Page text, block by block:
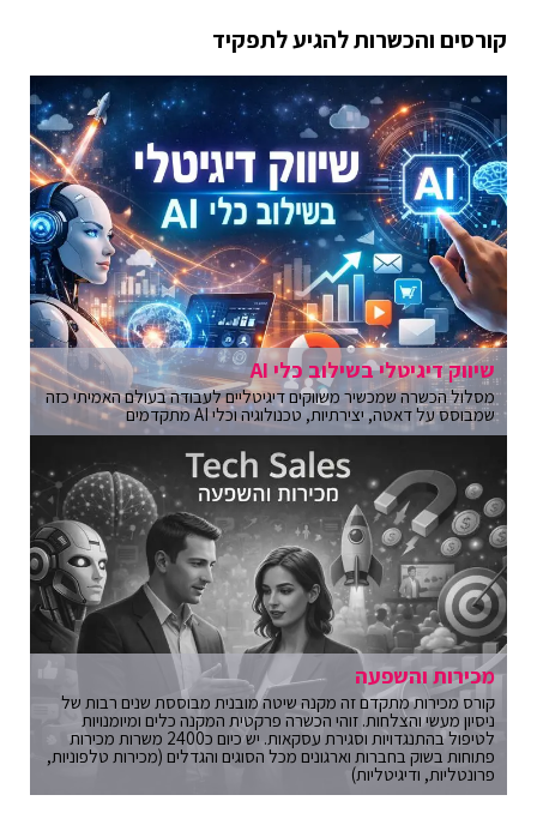
קורסים והכשרות להגיע לתפקיד
שיווק דיגיטלי בשילוב כלי AI
מסלול הכשרה שמכשיר משווקים דיגיטליים לעבודה בעולם האמיתי כזה
שמבוסס על דאטה, יצירתיות, טכנולוגיה וכלי AI מתקדמים
מכירות והשפעה
קורס מכירות מתקדם זה מקנה שיטה מובנית מבוססת שנים רבות של
ניסיון מעשי והצלחות. זוהי הכשרה פרקטית המקנה כלים ומיומנויות
לטיפול בהתנגדויות וסגירת עסקאות. יש כיום כ2400 משרות מכירות
פתוחות בשוק בחברות וארגונים מכל הסוגים והגדלים (מכירות טלפוניות,
פרונטליות, ודיגיטליות)